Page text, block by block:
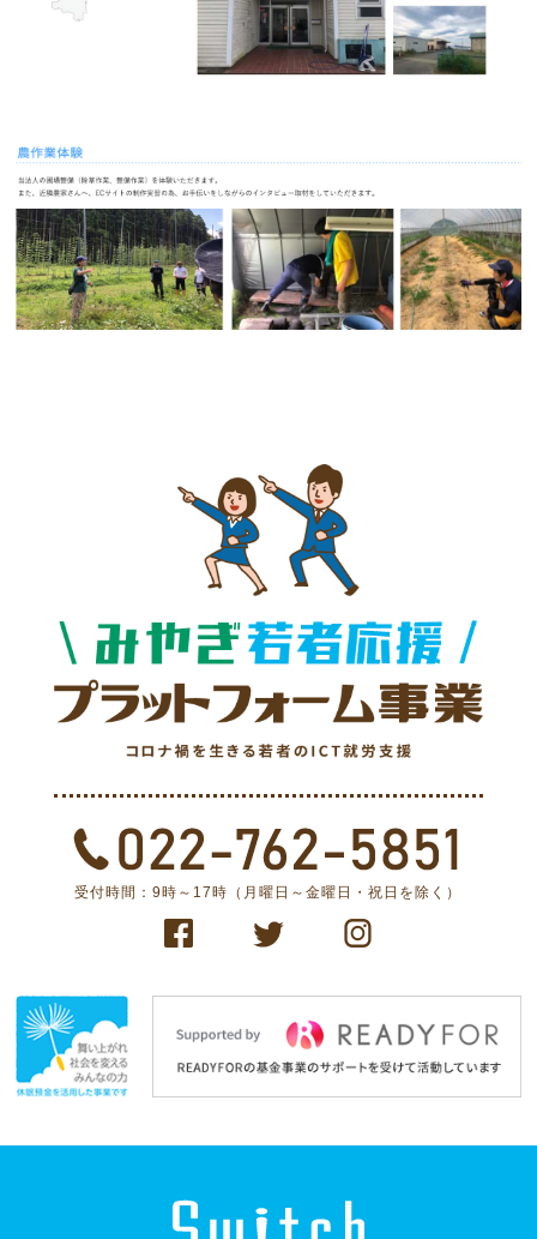
受付時間：9時～17時（月曜日～金曜日・祝日を除く）